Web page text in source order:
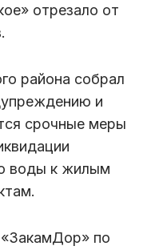
отрезало от
района собрал
и
срочные меры
воды к жилым
по